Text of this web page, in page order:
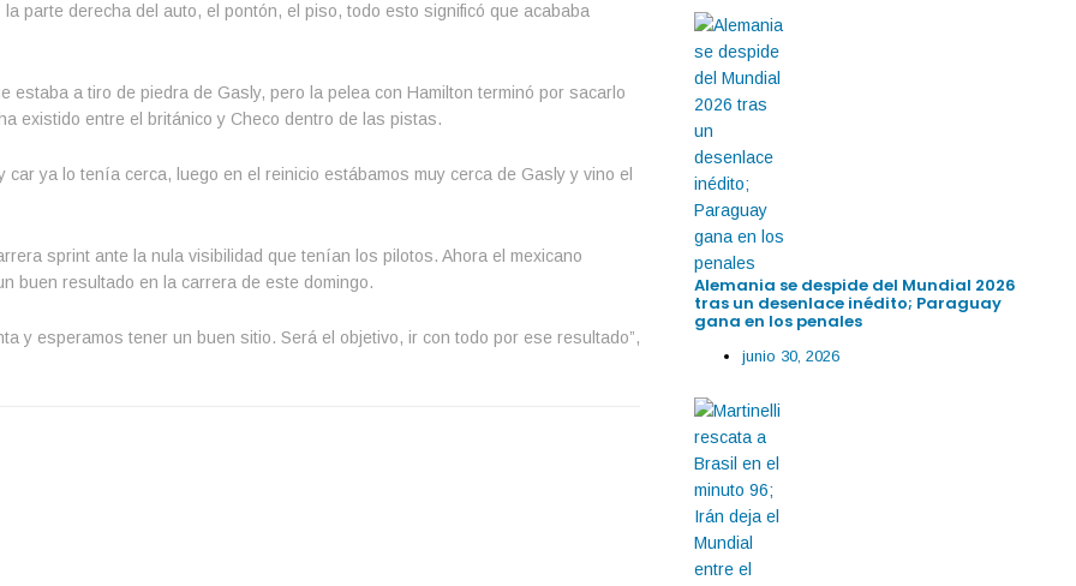
parte derecha del auto, el pontón, el piso, todo esto significó que acababa
a tiro de piedra de Gasly, pero la pelea con Hamilton terminó por sacarlo
existido entre el británico y Checo dentro de las pistas.
ya lo tenía cerca, luego en el reinicio estábamos muy cerca de Gasly y vino el
sprint ante la nula visibilidad que tenían los pilotos. Ahora el mexicano
buen resultado en la carrera de este domingo.
y esperamos tener un buen sitio. Será el objetivo, ir con todo por ese resultado”,
Alemania se despide del Mundial 2026
tras un desenlace inédito; Paraguay
gana en los penales
junio 30, 2026